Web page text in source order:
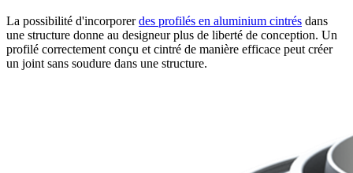
La possibilité d'incorporerdes profilés en aluminium cintrés dans
une structure donne au designeur plus de liberté de conception. Un
profilé correctement conçu et cintré de manière efficace peut créer
un joint sans soudure dans une structure.